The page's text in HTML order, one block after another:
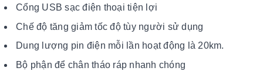
Cổng USB sạc điện thoại tiện lợi
Chế độ tăng giảm tốc độ tùy người sử dụng
Dung lượng pin điện mỗi lần hoạt động là 20km.
Bộ phận để chân tháo ráp nhanh chóng